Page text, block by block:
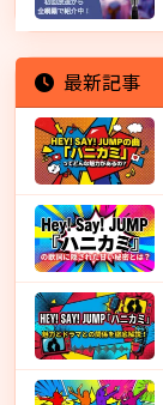
最新記事